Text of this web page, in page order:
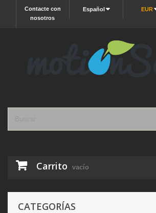
EUR
Español
Contacte con
nosotros
Carrito vacío
CATEGORÍAS